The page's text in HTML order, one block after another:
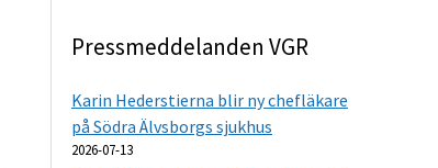
Pressmeddelanden VGR
Karin Hederstierna blir ny chefläkare
på Södra Älvsborgs sjukhus
2026-07-13